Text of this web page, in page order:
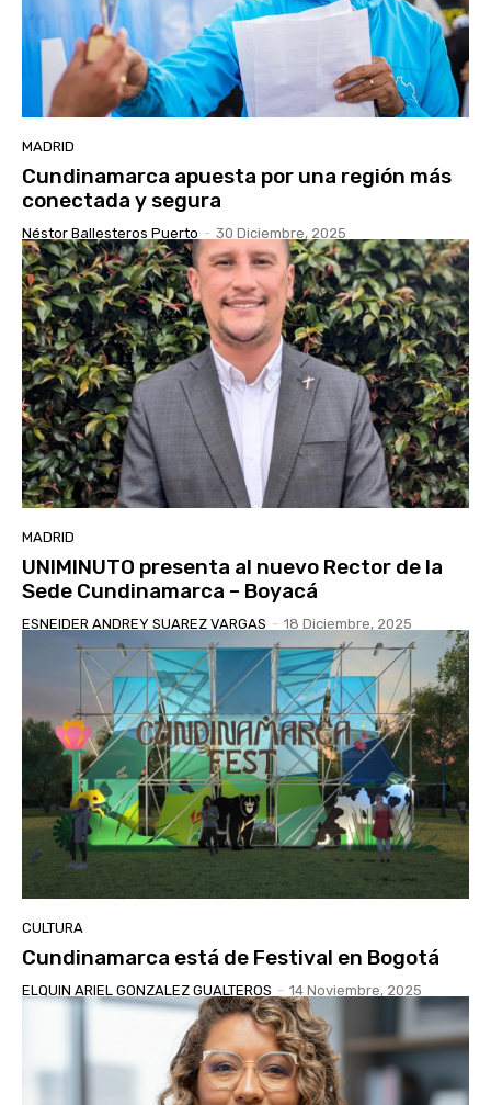
MADRID
Cundinamarca apuesta por una región más
conectada y segura
Néstor Ballesteros Puerto - 30 Diciembre, 2025
MADRID
UNIMINUTO presenta al nuevo Rector de la
Sede Cundinamarca – Boyacá
ESNEIDER ANDREY SUAREZ VARGAS - 18 Diciembre, 2025
CULTURA
Cundinamarca está de Festival en Bogotá
ELQUIN ARIEL GONZALEZ GUALTEROS - 14 Noviembre, 2025